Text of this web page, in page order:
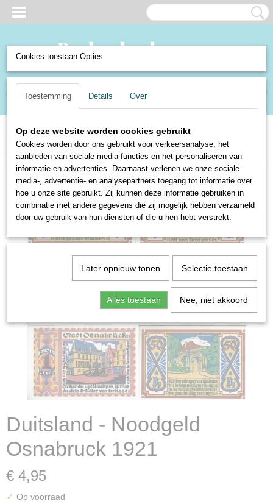
Inloggen Registreren
(0)
Home>Verzamelen en Curiosa>Verzamelen>Munten en Biljetten
Duitsland - Noodgeld Osnabruck 1921
Duitsland - Noodgeld
Osnabruck 1921
€ 4,95
✓ Op voorraad
Cookies toestaan Opties
Toestemming Details Over
Op deze website worden cookies gebruikt
Cookies worden door ons gebruikt voor verkeersanalyse, het
aanbieden van sociale media-functies en het personaliseren van
informatie en advertenties. Daarnaast verlenen we onze sociale
media-, advertentie- en analysepartners toegang tot informatie over
hoe u onze site gebruikt. Zij kunnen deze informatie gebruiken in
combinatie met andere gegevens die zij mogelijk hebben verzameld
door uw gebruik van hun diensten of die u hen hebt verstrekt.
Later opnieuw tonen Selectie toestaan
Alles toestaan Nee, niet akkoord